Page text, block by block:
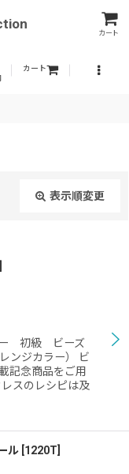
カート
カート
表示順変更
ー 初級 ビーズ
ンジカラー） ビ
記念商品をご用
スのレシピは及
ル 1220T